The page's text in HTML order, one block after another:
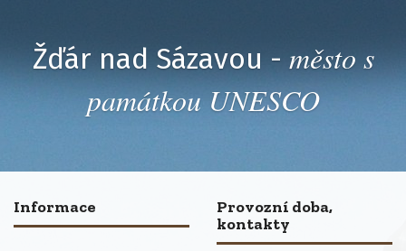
Žďár nad Sázavou - město s
památkou UNESCO
Informace
Provozní doba,
kontakty